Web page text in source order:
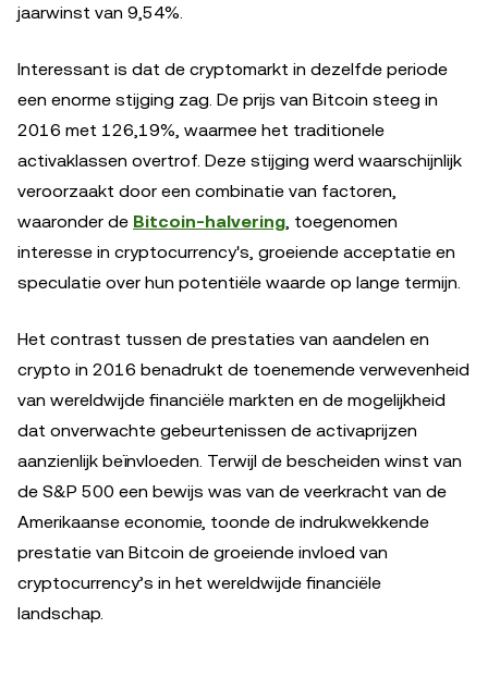
jaarwinst van 9,54%.
Interessant is dat de cryptomarkt in dezelfde periode
een enorme stijging zag. De prijs van Bitcoin steeg in
2016 met 126,19%, waarmee het traditionele
activaklassen overtrof. Deze stijging werd waarschijnlijk
veroorzaakt door een combinatie van factoren,
waaronder de Bitcoin-halvering, toegenomen
interesse in cryptocurrency's, groeiende acceptatie en
speculatie over hun potentiële waarde op lange termijn.
Het contrast tussen de prestaties van aandelen en
crypto in 2016 benadrukt de toenemende verwevenheid
van wereldwijde financiële markten en de mogelijkheid
dat onverwachte gebeurtenissen de activaprijzen
aanzienlijk beïnvloeden. Terwijl de bescheiden winst van
de S&P 500 een bewijs was van de veerkracht van de
Amerikaanse economie, toonde de indrukwekkende
prestatie van Bitcoin de groeiende invloed van
cryptocurrency’s in het wereldwijde financiële
landschap.